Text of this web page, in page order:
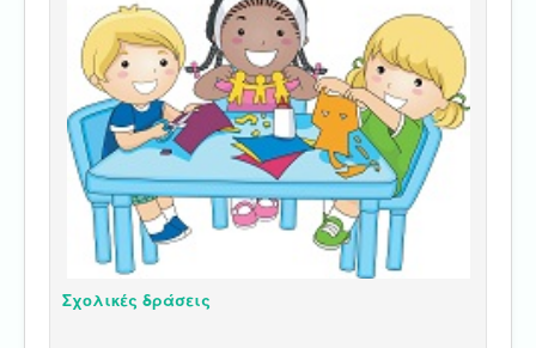
Σχολικές δράσεις